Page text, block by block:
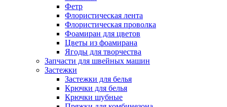
Фетр
Флористическая лента
Флористическая проволка
Фоамиран для цветов
Цветы из фоамирана
Ягоды для творчества
Запчасти для швейных машин
Застежки
Застежки для белья
Крючки для белья
Крючки шубные